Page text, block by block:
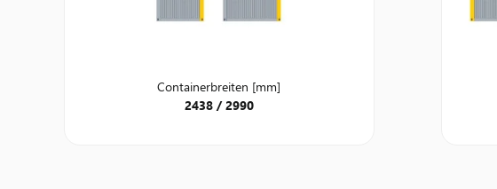
Containerbreiten [mm]
2438 / 2990